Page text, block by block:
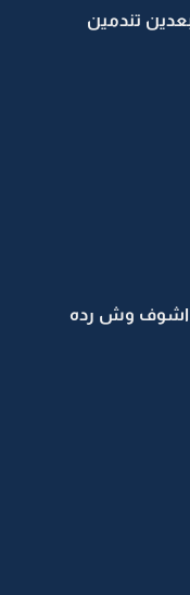
تندمين
اشوف وش رده